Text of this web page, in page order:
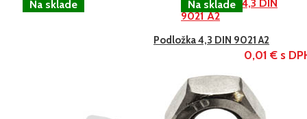
Podložka 4,3 DIN 9021 A2
0,01 € s